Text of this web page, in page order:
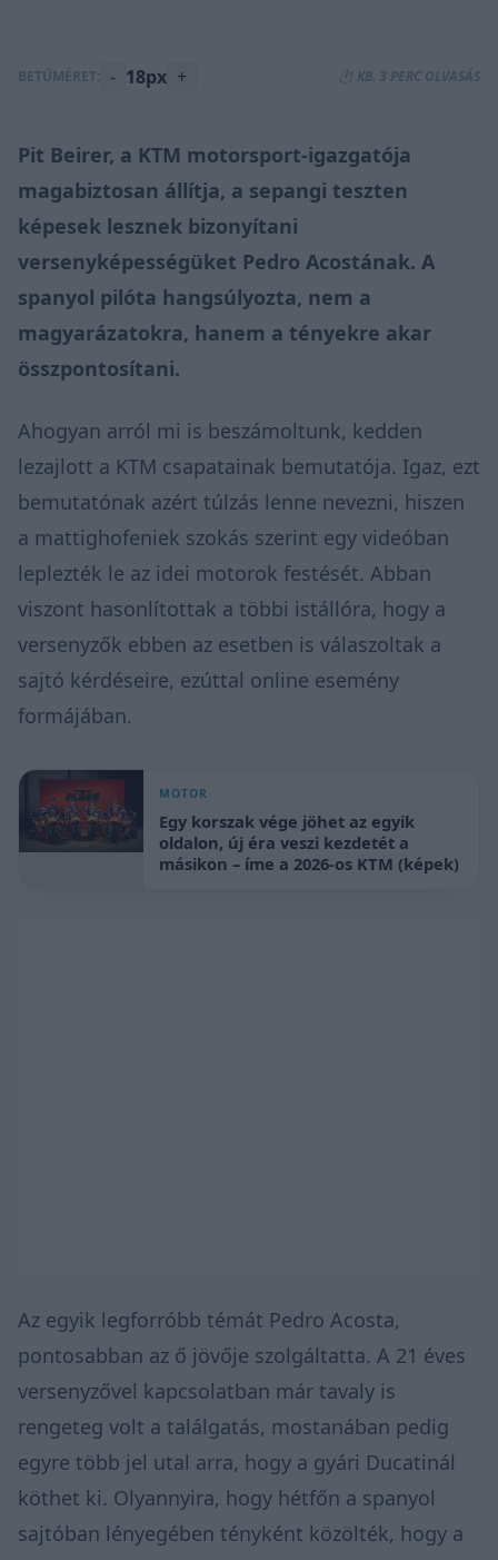
BETŰMÉRET: - 18px + ⏱️ KB. 3 PERC OLVASÁS
Pit Beirer, a KTM motorsport-igazgatója
magabiztosan állítja, a sepangi teszten
képesek lesznek bizonyítani
versenyképességüket Pedro Acostának. A
spanyol pilóta hangsúlyozta, nem a
magyarázatokra, hanem a tényekre akar
összpontosítani.
Ahogyan arról mi is beszámoltunk, kedden
lezajlott a KTM csapatainak bemutatója. Igaz, ezt
bemutatónak azért túlzás lenne nevezni, hiszen
a mattighofeniek szokás szerint egy videóban
leplezték le az idei motorok festését. Abban
viszont hasonlítottak a többi istállóra, hogy a
versenyzők ebben az esetben is válaszoltak a
sajtó kérdéseire, ezúttal online esemény
formájában.
MOTOR
Egy korszak vége jöhet az egyik
oldalon, új éra veszi kezdetét a
másikon – íme a 2026-os KTM (képek)
Az egyik legforróbb témát Pedro Acosta,
pontosabban az ő jövője szolgáltatta. A 21 éves
versenyzővel kapcsolatban már tavaly is
rengeteg volt a találgatás, mostanában pedig
egyre több jel utal arra, hogy a gyári Ducatinál
köthet ki. Olyannyira, hogy hétfőn a spanyol
sajtóban lényegében tényként közölték, hogy a